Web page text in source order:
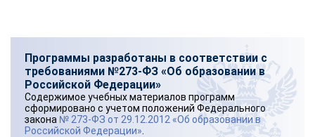
Программы разработаны в соответствии с
требованиями №273-ФЗ «Об образовании в
Российской Федерации»
Содержимое учебных материалов программ
сформировано с учетом положений Федерального
закона № 273-ФЗ от 29.12.2012 «Об образовании в
Российской Федерации»